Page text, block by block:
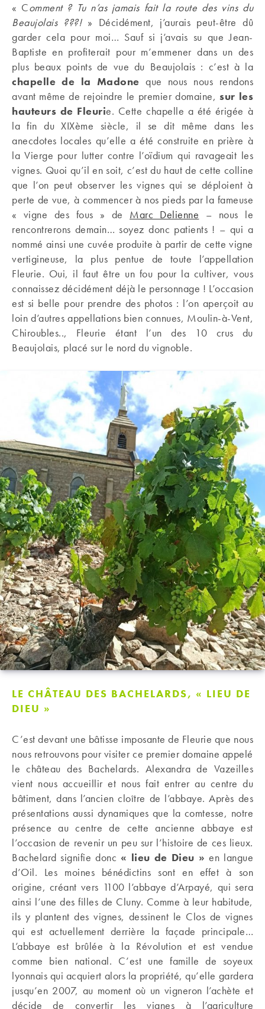
« Comment ? Tu n’as jamais fait la route des vins du
Beaujolais ???!» Décidément, j’aurais peut-être dû
garder cela pour moi… Sauf si j’avais su que Jean-
Baptiste en profiterait pour m’emmener dans un des
plus beaux points de vue du Beaujolais : c’est à la
chapelle de la Madone que nous nous rendons
avant même de rejoindre le premier domaine, sur les
hauteurs de Fleurie. Cette chapelle a été érigée à
la fin du XIXème siècle, il se dit même dans les
anecdotes locales qu’elle a été construite en prière à
la Vierge pour lutter contre l’oïdium qui ravageait les
vignes. Quoi qu’il en soit, c’est du haut de cette colline
que l’on peut observer les vignes qui se déploient à
perte de vue, à commencer à nos pieds par la fameuse
« vigne des fous » de Marc Delienne – nous le
rencontrerons demain… soyez donc patients ! – qui a
nommé ainsi une cuvée produite à partir de cette vigne
vertigineuse, la plus pentue de toute l’appellation
Fleurie. Oui, il faut être un fou pour la cultiver, vous
connaissez décidément déjà le personnage ! L’occasion
est si belle pour prendre des photos : l’on aperçoit au
loin d’autres appellations bien connues, Moulin-à-Vent,
Chiroubles.., Fleurie étant l’un des 10 crus du
Beaujolais, placé sur le nord du vignoble.
LE CHÂTEAU DES BACHELARDS, « LIEU DE
DIEU »
C’est devant une bâtisse imposante de Fleurie que nous
nous retrouvons pour visiter ce premier domaine appelé
le château des Bachelards. Alexandra de Vazeilles
vient nous accueillir et nous fait entrer au centre du
bâtiment, dans l’ancien cloître de l’abbaye. Après des
présentations aussi dynamiques que la comtesse, notre
présence au centre de cette ancienne abbaye est
l’occasion de revenir un peu sur l’histoire de ces lieux.
Bachelard signifie donc « lieu de Dieu » en langue
d’Oil. Les moines bénédictins sont en effet à son
origine, créant vers 1100 l’abbaye d’Arpayé, qui sera
ainsi l’une des filles de Cluny. Comme à leur habitude,
ils y plantent des vignes, dessinent le Clos de vignes
qui est actuellement derrière la façade principale…
L’abbaye est brûlée à la Révolution et est vendue
comme bien national. C’est une famille de soyeux
lyonnais qui acquiert alors la propriété, qu’elle gardera
jusqu’en 2007, au moment où un vigneron l’achète et
décide de convertir les vignes à l’agriculture